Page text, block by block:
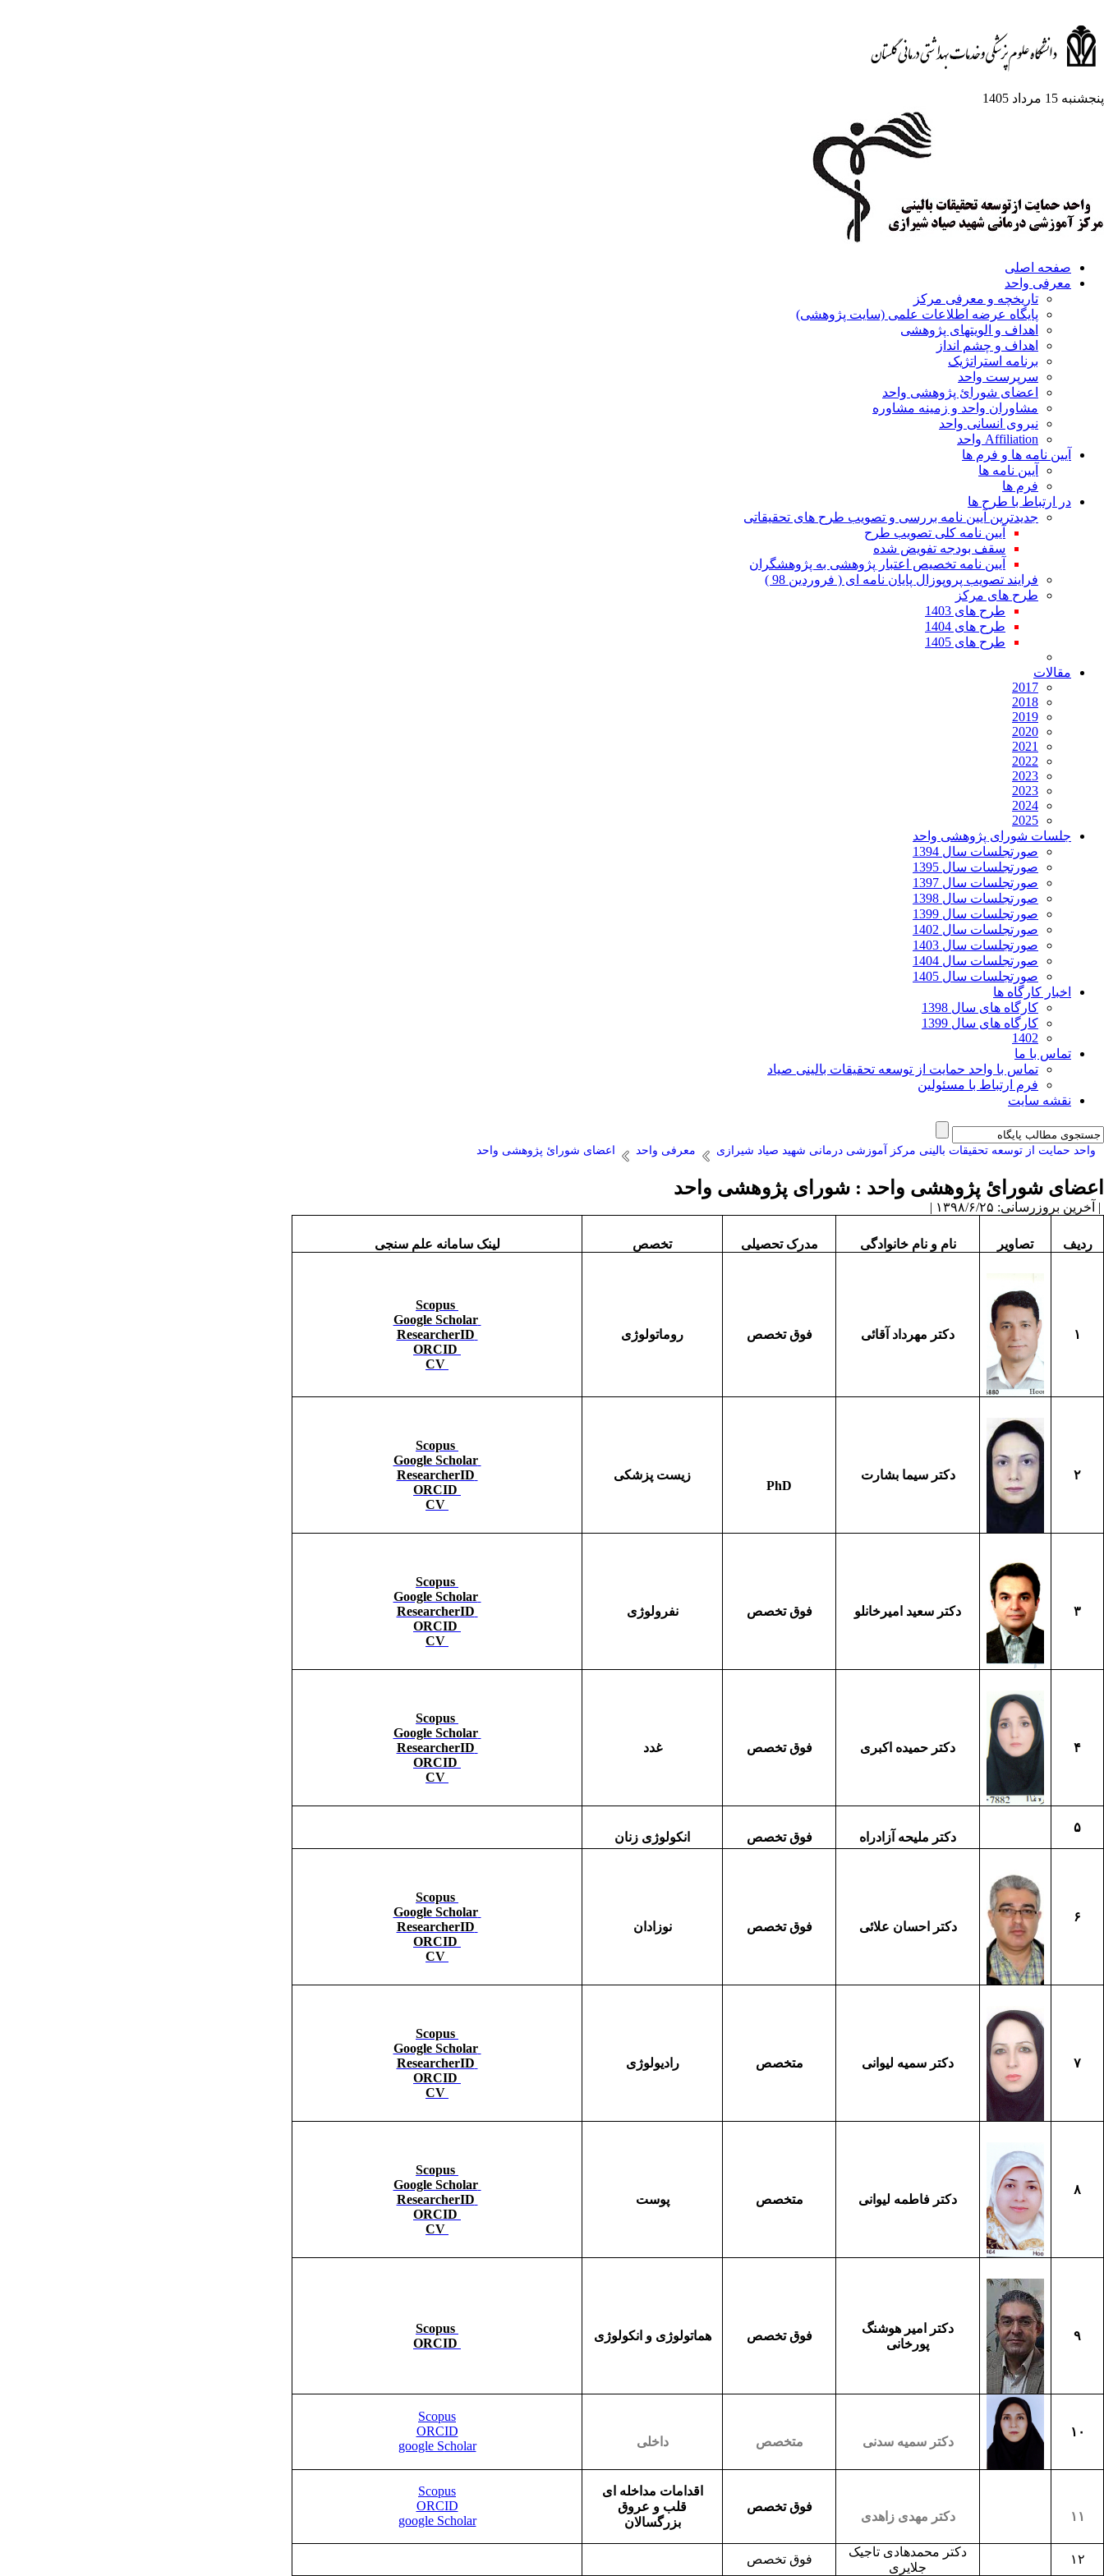
پنجشنبه 15 مرداد 1405
صفحه اصلی
معرفی واحد
تاریخچه و معرفی مرکز
پایگاه عرضه اطلاعات علمی (سایت پژوهشی)
اهداف و الویتهای پژوهشی
اهداف و چشم انداز
برنامه استراتژیک
سرپرست واحد
اعضای شورائ پژوهشی واحد
مشاوران واحد و زمینه مشاوره
نیروی انسانی واحد
Affiliation واحد
آیین نامه ها و فرم ها
آیین نامه ها
فرم ها
در ارتباط با طرح ها
جدیدترین آیین نامه بررسی و تصویب طرح های تحقیقاتی
آیین نامه کلی تصویب طرح
سقف بودجه تفویض شده
آیین نامه تخصیص اعتبار پژوهشی به پژوهشگران
فرایند تصویب پروپوزال پایان نامه ای ( فروردین 98 )
طرح های مرکز
طرح های 1403
طرح های 1404
طرح های 1405
مقالات
2017
2018
2019
2020
2021
2022
2023
2023
2024
2025
جلسات شورای پژوهشی واحد
صورتجلسات سال 1394
صورتجلسات سال 1395
صورتجلسات سال 1397
صورتجلسات سال 1398
صورتجلسات سال 1399
صورتجلسات سال 1402
صورتجلسات سال 1403
صورتجلسات سال 1404
صورتجلسات سال 1405
اخبار کارگاه ها
کارگاه های سال 1398
کارگاه های سال 1399
1402
تماس با ما
تماس با واحد حمایت از توسعه تحقیقات بالینی صیاد
فرم ارتباط با مسئولین
نقشه سایت
واحد حمایت از توسعه تحقیقات بالینی مرکز آموزشی درمانی شهید صیاد شیرازی معرفی واحد اعضای شورائ پژوهشی واحد
اعضای شورائ پژوهشی واحد : شورای پژوهشی واحد
| آخرین بروزرسانی: ۱۳۹۸/۶/۲۵ |
ردیف تصاویر نام و نام خانوادگی مدرک تحصیلی تخصص لینک سامانه علم سنجی
۱ دکتر مهرداد آقائی فوق تخصص روماتولوژی
Google Scholar
۲ دکتر سیما بشارت
PhD
زیست پزشکی
Google Scholar
۳ دکتر سعید امیرخانلو فوق تخصص نفرولوژی
Google Scholar
۴ دکتر حمیده اکبری فوق تخصص غدد
Google Scholar
۵
دکتر ملیحه آزادراه فوق تخصص انکولوژی زنان
۶
دکتر احسان علائی فوق تخصص نوزادان
Google Scholar
۷ دکتر سمیه لیوانی متخصص رادیولوژی
Google Scholar
۸
دکتر فاطمه لیوانی متخصص پوست
Google Scholar
۹
دکتر امیر هوشنگ
پورخانی
فوق تخصص هماتولوژی و انکولوژی
۱۰
دکتر سمیه سدنی متخصص داخلی
Scopus
ORCID
google Scholar
۱۱ دکتر مهدی زاهدی
فوق تخصص
اقدامات مداخله ای
قلب و عروق
بزرگسالان
Scopus
ORCID
google Scholar
۱۲
دکتر محمدهادی تاجیک
جلایری
فوق تخصص